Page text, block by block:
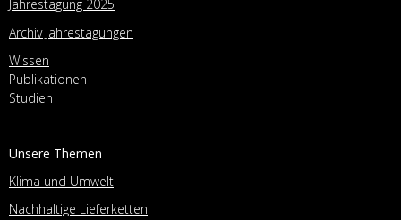
Jahrestagung 2025
Archiv Jahrestagungen
Wissen
Publikationen
Studien
Unsere Themen
Klima und Umwelt
Nachhaltige Lieferketten